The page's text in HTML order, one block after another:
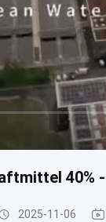
40%
2025-11-06